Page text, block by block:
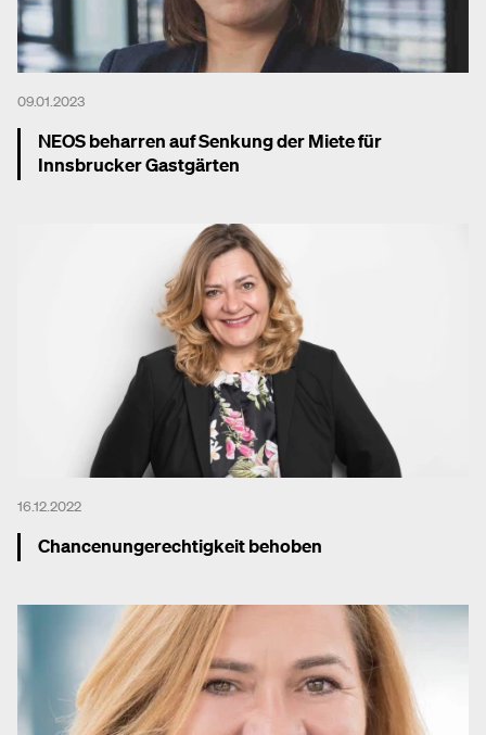
09.01.2023
NEOS beharren auf Senkung der Miete für
Innsbrucker Gastgärten
16.12.2022
Chancenungerechtigkeit behoben